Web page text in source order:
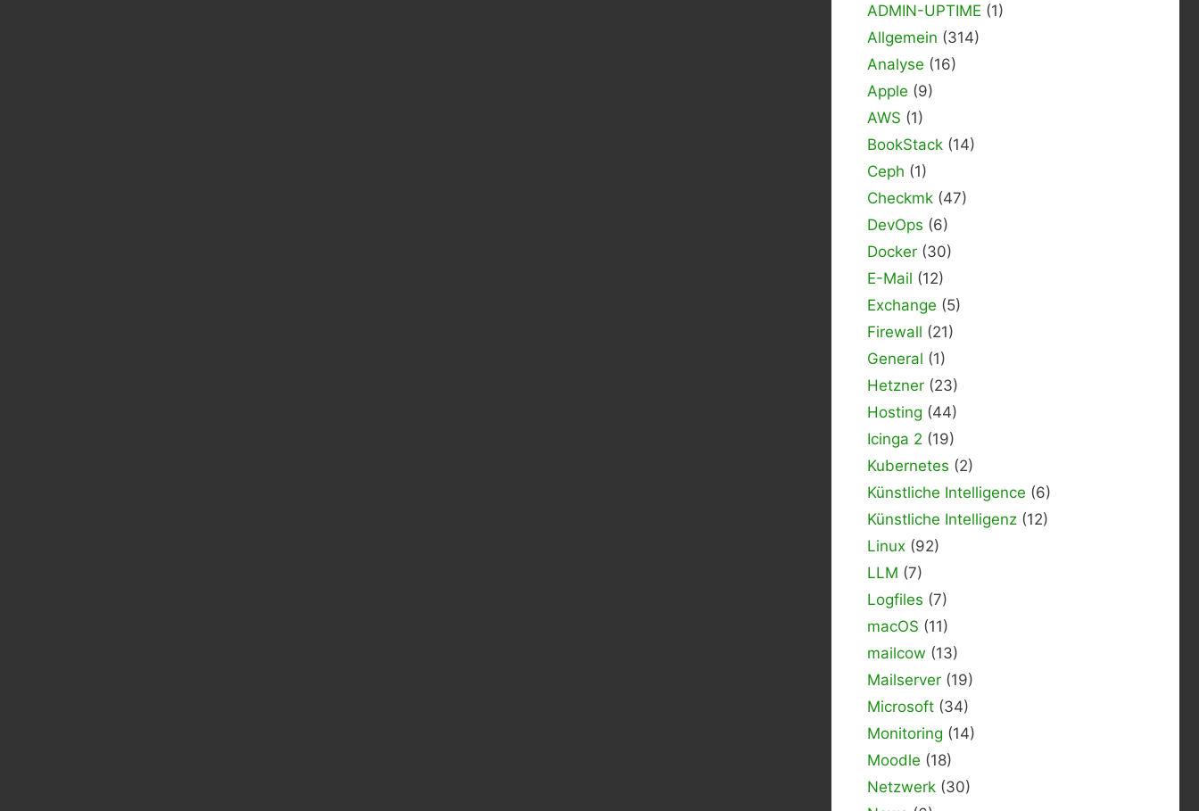
ADMIN-UPTIME (1)
Allgemein (314)
Analyse (16)
Apple (9)
AWS (1)
BookStack (14)
Ceph (1)
Checkmk (47)
DevOps (6)
Docker (30)
E-Mail (12)
Exchange (5)
Firewall (21)
General (1)
Hetzner (23)
Hosting (44)
Icinga 2 (19)
Kubernetes (2)
Künstliche Intelligence (6)
Künstliche Intelligenz (12)
Linux (92)
LLM (7)
Logfiles (7)
macOS (11)
mailcow (13)
Mailserver (19)
Microsoft (34)
Monitoring (14)
Moodle (18)
Netzwerk (30)